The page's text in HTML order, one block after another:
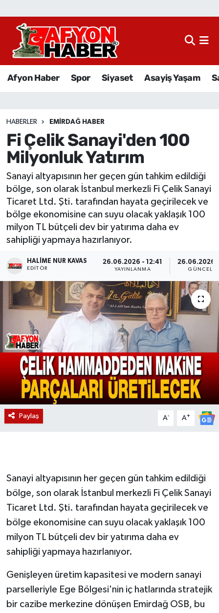
Afyon Haber Spor Siyaset Asayiş Yaşam
HABERLER EMIRDAĞ HABER
Fi Çelik Sanayi'den 100
Milyonluk Yatırım
Sanayi altyapısının her geçen gün tahkim edildiği
bölge, son olarak İstanbul merkezli Fi Çelik Sanayi
Ticaret Ltd. Şti. tarafından hayata geçirilecek ve
bölge ekonomisine can suyu olacak yaklaşık 100
milyon TL bütçeli dev bir yatırıma daha ev
sahipliği yapmaya hazırlanıyor.
HALIME NUR KAVAS
EDITÖR
26.06.2026 - 12:41
YAYINLANMA
26.06.2026
Paylaş A- A+
Sanayi altyapısının her geçen gün tahkim edildiği
bölge, son olarak İstanbul merkezli Fi Çelik Sanayi
Ticaret Ltd. Şti. tarafından hayata geçirilecek ve
bölge ekonomisine can suyu olacak yaklaşık 100
milyon TL bütçeli dev bir yatırıma daha ev
sahipliği yapmaya hazırlanıyor.
Genişleyen üretim kapasitesi ve modern sanayi
parselleriyle Ege Bölgesi'nin iç hatlarında stratejik
bir cazibe merkezine dönüşen Emirdağ OSB, bu
Afyon Haber
Sağlık
Eğitim
Sivil Toplum
Ekonomi
Magazin
Etkinlikler